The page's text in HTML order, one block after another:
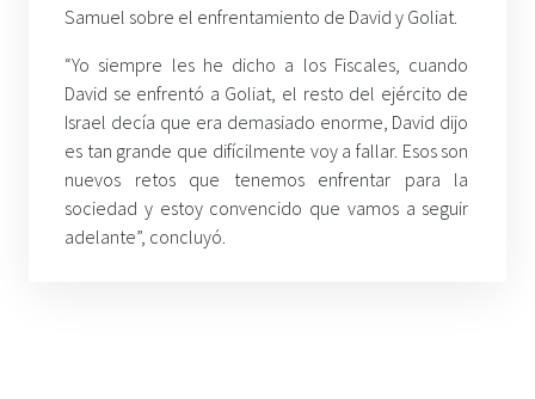
Samuel sobre el enfrentamiento de David y Goliat.
“Yo siempre les he dicho a los Fiscales, cuando
David se enfrentó a Goliat, el resto del ejército de
Israel decía que era demasiado enorme, David dijo
es tan grande que difícilmente voy a fallar. Esos son
nuevos retos que tenemos enfrentar para la
sociedad y estoy convencido que vamos a seguir
adelante”, concluyó.